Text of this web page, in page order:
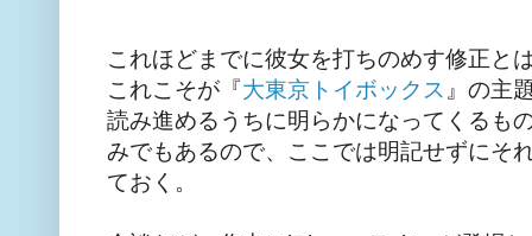
これほどまでに彼女を打ちのめす修正と
これこそが『大東京トイボックス 』の主
読み進めるうちに明らかになってくるも
みでもあるので、ここでは明記せずにそ
ておく。